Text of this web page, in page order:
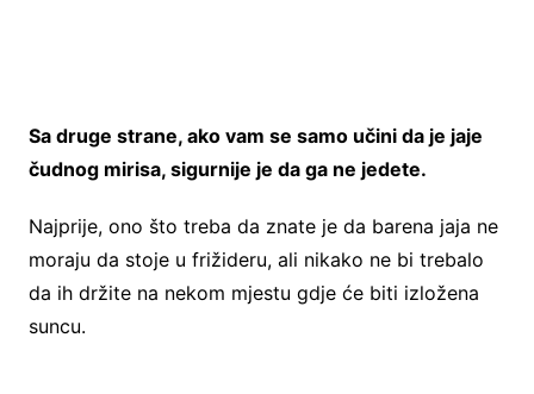
Sa druge strane, ako vam se samo učini da je jaje
čudnog mirisa, sigurnije je da ga ne jedete.
Najprije, ono što treba da znate je da barena jaja ne
moraju da stoje u frižideru, ali nikako ne bi trebalo
da ih držite na nekom mjestu gdje će biti izložena
suncu.